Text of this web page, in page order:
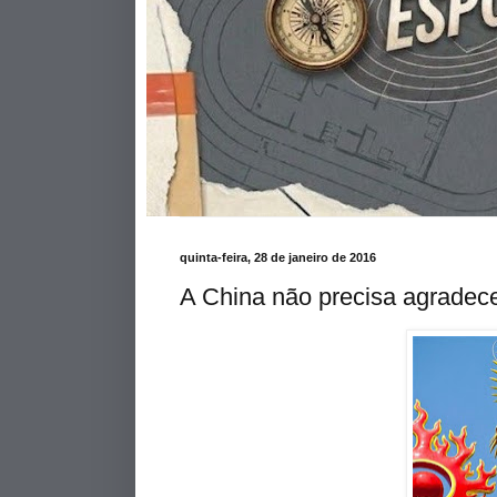
quinta-feira, 28 de janeiro de 2016
A China não precisa